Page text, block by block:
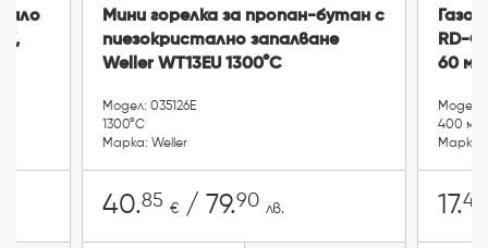
Мини горелка за пропан-бутан с
пиезокристално запалване
Weller WT13EU 1300°С
Модел: 035126E
1300°С
Марка: Weller
40.85 € / 79.90 лв.
RD-
60 мм
Модел:
400
Марка:
17.45